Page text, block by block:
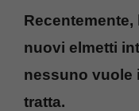
nuovi elmetti
nessuno vuole
tratta.